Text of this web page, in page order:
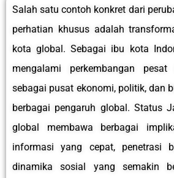
Salah satu contoh konkret dari
perhatian khusus adalah
kota global. Sebagai ibu kota
mengalami perkembangan
sebagai pusat ekonomi, politik, dan
berbagai pengaruh global. Status
global membawa berbagai
informasi yang cepat, penetrasi
dinamika sosial yang semakin